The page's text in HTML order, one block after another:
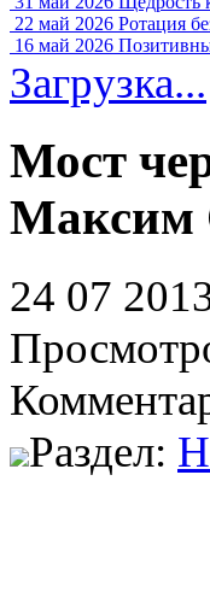
22 май 2026 Ротация
16 май 2026
Загрузка...
Мост
Максим
24 07
Раздел: